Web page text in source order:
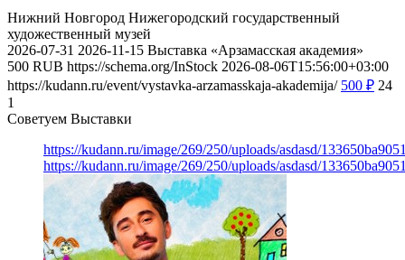
Нижний Новгород Нижегородский государственный
художественный музей
2026-07-31 2026-11-15 Выставка «Арзамасская академия»
500 RUB https://schema.org/InStock 2026-08-06T15:56:00+03:00
https://kudann.ru/event/vystavka-arzamasskaja-akademija/ 500 ₽ 24
1
Советуем Выставки
https://kudann.ru/image/269/250/uploads/asdasd/
https://kudann.ru/image/269/250/uploads/asdasd/